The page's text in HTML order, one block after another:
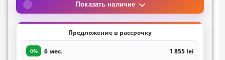
Показать наличие
Предложение в рассрочку
0% 6 мес. 1 855 lei